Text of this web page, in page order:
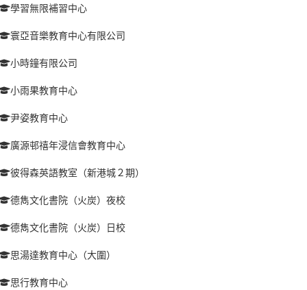
學習無限補習中心
寰亞音樂教育中心有限公司
小時鐘有限公司
小雨果教育中心
尹姿教育中心
廣源邨禧年浸信會教育中心
彼得森英語教室（新港城２期）
德雋文化書院（火炭）夜校
德雋文化書院（火炭）日校
思湯達教育中心（大圍）
思行教育中心